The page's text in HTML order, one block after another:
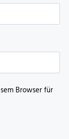
Browser für